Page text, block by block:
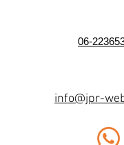
06-
info@jpr-